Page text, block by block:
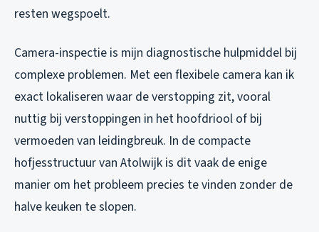
resten wegspoelt.
Camera-inspectie is mijn diagnostische hulpmiddel bij
complexe problemen. Met een flexibele camera kan ik
exact lokaliseren waar de verstopping zit, vooral
nuttig bij verstoppingen in het hoofdriool of bij
vermoeden van leidingbreuk. In de compacte
hofjesstructuur van Atolwijk is dit vaak de enige
manier om het probleem precies te vinden zonder de
halve keuken te slopen.